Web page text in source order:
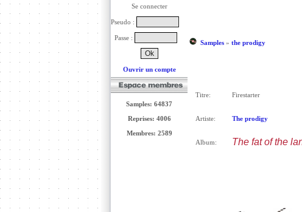
Se connecter
Pseudo :
Passe :
Ouvrir un compte
Samples: 64837
Reprises: 4006
Membres: 2589
Samples» the prodigy
Titre: Firestarter
Artiste: The prodigy
Album: The fat of the